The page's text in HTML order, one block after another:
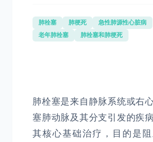
肺栓塞 肺梗死
急性肺源性心脏病
老年肺栓塞
肺栓塞和肺梗死
肺栓塞是来自静脉系统或右
塞肺动脉及其分支引发的疾
其核心基础治疗，目的是